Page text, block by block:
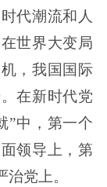
代潮流和人
世界大变局
，我国国际
在新时代党
”中，第一个
领导上，第
党上。